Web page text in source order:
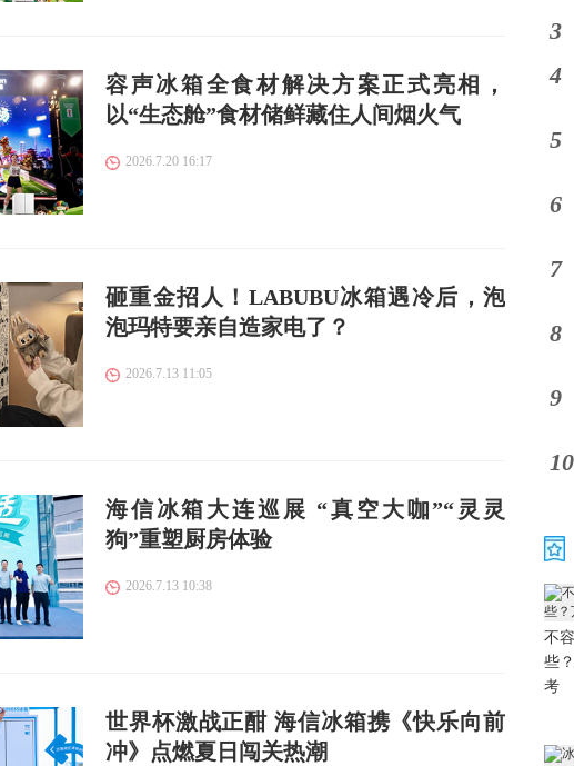
容声冰箱全食材解决方案正式亮相，
以“生态舱”食材储鲜藏住人间烟火气
2026.7.20 16:17
砸重金招人！LABUBU冰箱遇冷后，泡
泡玛特要亲自造家电了？
2026.7.13 11:05
海信冰箱大连巡展 “真空大咖”“灵灵
狗”重塑厨房体验
2026.7.13 10:38
世界杯激战正酣 海信冰箱携《快乐向前
冲》点燃夏日闯关热潮
3
4
5
6
7
8
9
10
不
些
考